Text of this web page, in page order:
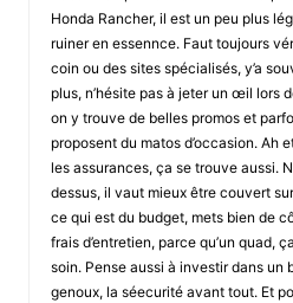
Honda Rancher, il est un peu plus
ruiner en essennce. Faut toujours
coin ou des sites spécialisés, y’a
plus, n’hésite pas à jeter un œil lors
on y trouve de belles promos et
proposent du matos d’occasion. Ah
les assurances, ça se trouve aussi.
dessus, il vaut mieux être couvert
ce qui est du budget, mets bien de
frais d’entretien, parce qu’un quad,
soin. Pense aussi à investir dans un
genoux, la séecurité avant tout. Et